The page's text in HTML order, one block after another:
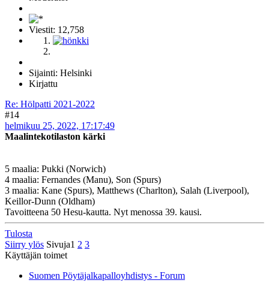
Viestit: 12,758
Sijainti: Helsinki
Kirjattu
Re: Hölpatti 2021-2022
#14
helmikuu 25, 2022, 17:17:49
Maalintekotilaston kärki
5 maalia: Pukki (Norwich)
4 maalia: Fernandes (Manu), Son (Spurs)
3 maalia: Kane (Spurs), Matthews (Charlton), Salah (Liverpool),
Keillor-Dunn (Oldham)
Tavoitteena 50 Hesu-kautta. Nyt menossa 39. kausi.
Tulosta
Siirry ylös Sivuja1 2 3
Käyttäjän toimet
Suomen Pöytäjalkapalloyhdistys - Forum